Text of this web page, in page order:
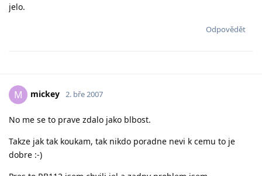
jelo.
Odpovědět
M mickey 2. bře 2007
No me se to prave zdalo jako blbost.
Takze jak tak koukam, tak nikdo poradne nevi k cemu to je
dobre :-)